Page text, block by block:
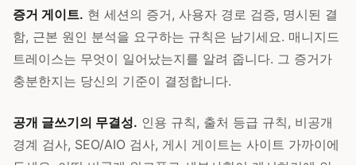
증거 게이트. 현 세션의 증거, 사용자 경로 검증, 명시된 결
함, 근본 원인 분석을 요구하는 규칙은 남기세요. 매니지드
트레이스는 무엇이 일어났는지를 알려 줍니다. 그 증거가
충분한지는 당신의 기준이 결정합니다.
공개 글쓰기의 무결성. 인용 규칙, 출처 등급 규칙, 비공개
경계 검사, SEO/AIO 검사, 게시 게이트는 사이트 가까이에